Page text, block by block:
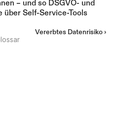
– und so DSGVO- und
Self-Service-Tools
Vererbtes Datenrisiko ›